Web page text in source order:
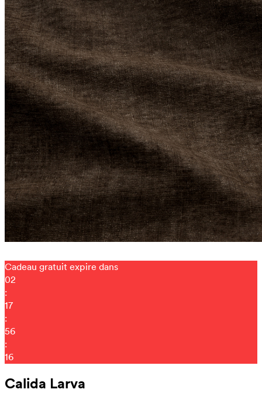
Cadeau gratuit expire dans
02
:
17
:
56
:
07
Calida Larva